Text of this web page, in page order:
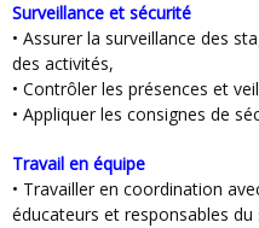
Surveillance et sécurité
• Assurer la surveillance des
des activités,
• Contrôler les présences et
• Appliquer les consignes de
Travail en équipe
• Travailler en coordination
éducateurs et responsables du